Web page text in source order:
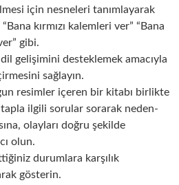
için nesneleri tanımlayarak
kırmızı kalemleri ver” “Bana
gibi.
gelişimini desteklemek amacıyla
sağlayın.
resimler içeren bir kitabı birlikte
ilgili sorular sorarak neden-
olayları doğru şekilde
olun.
durumlara karşılık
gösterin.